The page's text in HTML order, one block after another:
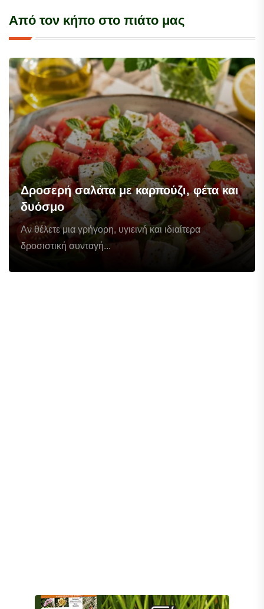
Από τον κήπο στο πιάτο μας
Δροσερή σαλάτα με καρπούζι, φέτα και
δυόσμο
Αν θέλετε μια γρήγορη, υγιεινή και ιδιαίτερα
δροσιστική συνταγή...